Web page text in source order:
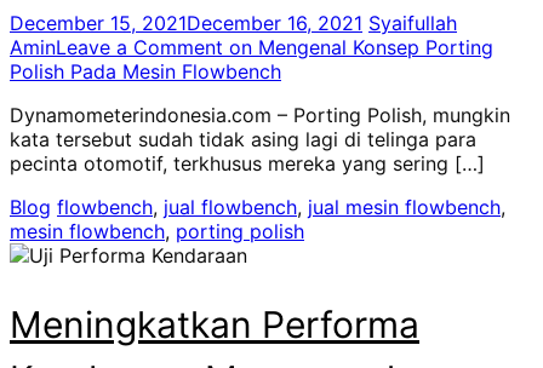
December 15, 2021December 16, 2021 Syaifullah
AminLeave a Comment on Mengenal Konsep Porting
Polish Pada Mesin Flowbench
Dynamometerindonesia.com – Porting Polish, mungkin
kata tersebut sudah tidak asing lagi di telinga para
pecinta otomotif, terkhusus mereka yang sering […]
Blog flowbench, jual flowbench, jual mesin flowbench,
mesin flowbench, porting polish
Meningkatkan Performa